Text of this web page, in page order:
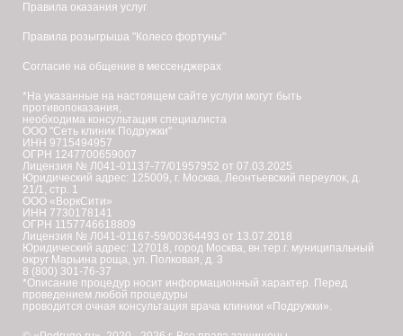
Правила оказания услуг
Правила розыгрыша "Колесо фортуны"
Согласие на общение в мессенджерах
*На указанные на настоящем сайте услуги могут быть
противопоказания,
необходима консультация специалиста
ООО "Сеть клиник Подружки"
ИНН 9715494957
ОГРН 1247700659007
Лицензия № Л041-01137-77/01957952 от 07.03.2025
Юридический адрес: 125009, г. Москва, Леонтьевский переулок, д.
21/1, стр. 1
ООО «ВоркСити»
ИНН 7730178141
ОГРН 1157746618809
Лицензия № Л041-01167-59/00364493 от 13.07.2018
Юридический адрес: 127018, город Москва, вн.тер.г. муниципальный
округ Марьина роща, ул. Полковая, д. 3
8 (800) 301-76-37
*Описание процедур носит информационный характер. Перед
проведением любой процедуры
проводится очная консультация врача клиники «Подружки».